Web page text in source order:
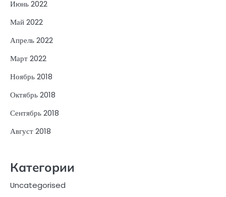
Июнь 2022
Май 2022
Апрель 2022
Март 2022
Ноябрь 2018
Октябрь 2018
Сентябрь 2018
Август 2018
Категории
Uncategorised